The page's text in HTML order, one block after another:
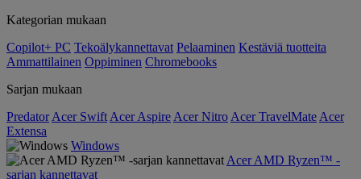
Kategorian mukaan
Copilot+ PC Tekoälykannettavat Pelaaminen Kestäviä tuotteita
Ammattilainen Oppiminen Chromebooks
Sarjan mukaan
Predator Acer Swift Acer Aspire Acer Nitro Acer TravelMate Acer
Extensa
Windows
Acer AMD Ryzen™ -
sarjan kannettavat